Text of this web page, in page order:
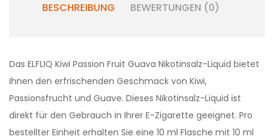
BESCHREIBUNG BEWERTUNGEN (0)
Das ELFLIQ Kiwi Passion Fruit Guava Nikotinsalz-Liquid bietet
Ihnen den erfrischenden Geschmack von Kiwi,
Passionsfrucht und Guave. Dieses Nikotinsalz-Liquid ist
direkt für den Gebrauch in Ihrer E-Zigarette geeignet. Pro
bestellter Einheit erhalten Sie eine 10 ml Flasche mit 10 ml